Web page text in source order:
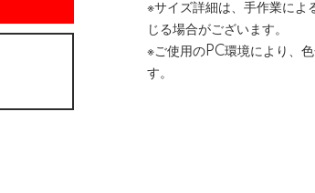
※サイズ詳細は、手作業によ
じる場合がございます。
※ご使用のPC環境により、
す。